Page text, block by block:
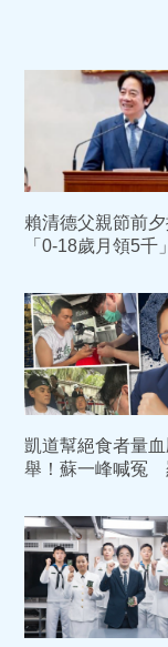
賴清德父親節前夕
「0-18歲月領5千
時
凱道幫絕食者量
舉！蘇一峰喊冤